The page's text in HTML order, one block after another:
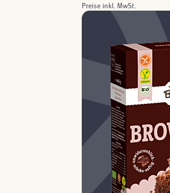
Preise inkl. MwSt.